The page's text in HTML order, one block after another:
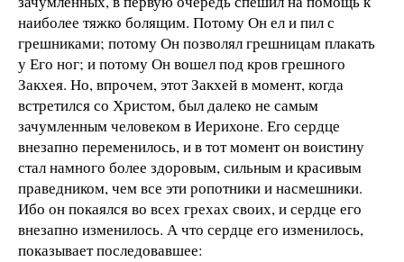
наиболее тяжко болящим. Потому Он ел и пил с
грешниками; потому Он позволял грешницам плакать
у Его ног; и потому Он вошел под кров грешного
Закхея. Но, впрочем, этот Закхей в момент, когда
встретился со Христом, был далеко не самым
зачумленным человеком в Иерихоне. Его сердце
внезапно переменилось, и в тот момент он воистину
стал намного более здоровым, сильным и красивым
праведником, чем все эти ропотники и насмешники.
Ибо он покаялся во всех грехах своих, и сердце его
внезапно изменилось. А что сердце его изменилось,
показывает последовавшее: